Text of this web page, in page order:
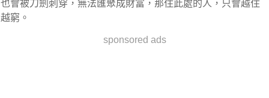
也會被刀劍刺穿，無法匯聚成財富，那住此處的人，只會越住
越窮。
sponsored ads